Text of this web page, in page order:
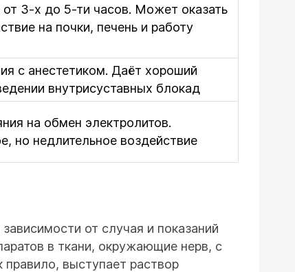
3-х до 5-ти часов. Может оказать
на почки, печень и работу
с анестетиком. Даёт хороший
внутрисуставных блокад
на обмен электролитов.
но недлительное воздействие
от случая и показаний
в ткани, окружающие нерв, с
правило, выступает раствор